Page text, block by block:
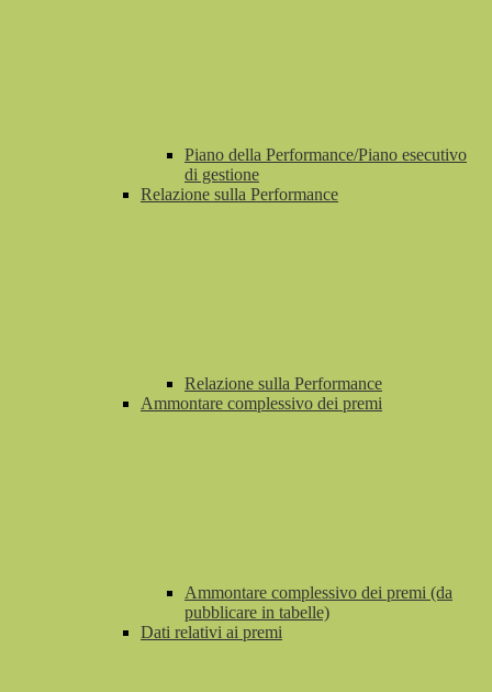
Piano della Performance/Piano esecutivo
di gestione
Relazione sulla Performance
Relazione sulla Performance
Ammontare complessivo dei premi
Ammontare complessivo dei premi (da
pubblicare in tabelle)
Dati relativi ai premi